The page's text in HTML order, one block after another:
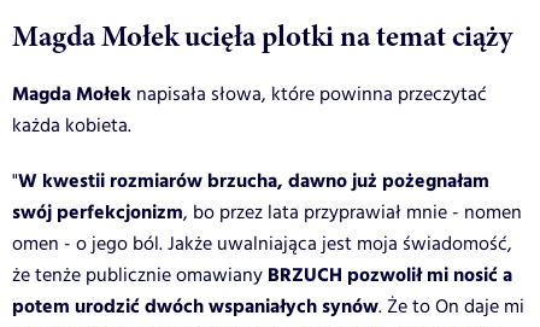
Magda Mołek ucięła plotki na temat ciąży
Magda Mołek napisała słowa, które powinna przeczytać
każda kobieta.
"W kwestii rozmiarów brzucha, dawno już pożegnałam
swój perfekcjonizm, bo przez lata przyprawiał mnie - nomen
omen - o jego ból. Jakże uwalniająca jest moja świadomość,
że tenże publicznie omawiany BRZUCH pozwolił mi nosić a
potem urodzić dwóch wspaniałych synów. Że to On daje mi